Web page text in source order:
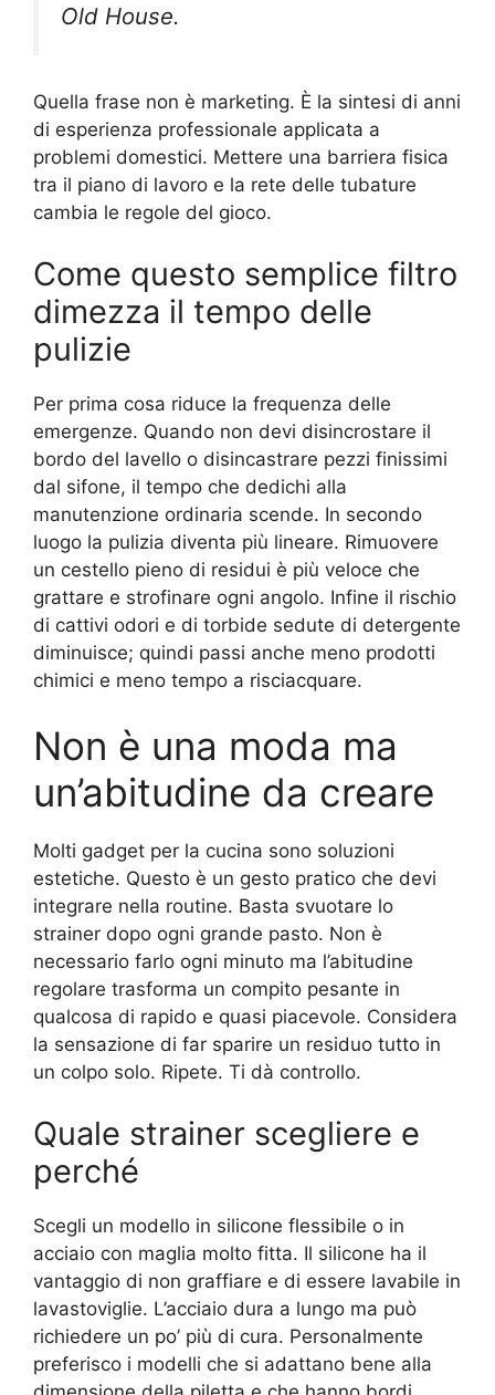
Old House.
Quella frase non è marketing. È la sintesi di anni
di esperienza professionale applicata a
problemi domestici. Mettere una barriera fisica
tra il piano di lavoro e la rete delle tubature
cambia le regole del gioco.
Come questo semplice filtro
dimezza il tempo delle
pulizie
Per prima cosa riduce la frequenza delle
emergenze. Quando non devi disincrostare il
bordo del lavello o disincastrare pezzi finissimi
dal sifone, il tempo che dedichi alla
manutenzione ordinaria scende. In secondo
luogo la pulizia diventa più lineare. Rimuovere
un cestello pieno di residui è più veloce che
grattare e strofinare ogni angolo. Infine il rischio
di cattivi odori e di torbide sedute di detergente
diminuisce; quindi passi anche meno prodotti
chimici e meno tempo a risciacquare.
Non è una moda ma
un’abitudine da creare
Molti gadget per la cucina sono soluzioni
estetiche. Questo è un gesto pratico che devi
integrare nella routine. Basta svuotare lo
strainer dopo ogni grande pasto. Non è
necessario farlo ogni minuto ma l’abitudine
regolare trasforma un compito pesante in
qualcosa di rapido e quasi piacevole. Considera
la sensazione di far sparire un residuo tutto in
un colpo solo. Ripete. Ti dà controllo.
Quale strainer scegliere e
perché
Scegli un modello in silicone flessibile o in
acciaio con maglia molto fitta. Il silicone ha il
vantaggio di non graffiare e di essere lavabile in
lavastoviglie. L’acciaio dura a lungo ma può
richiedere un po’ più di cura. Personalmente
preferisco i modelli che si adattano bene alla